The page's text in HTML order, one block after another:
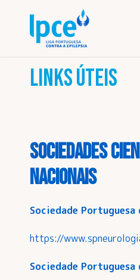
LINKS ÚTEIS
Sociedades
Nacionais
Sociedade
https://
Sociedade Portuguesa